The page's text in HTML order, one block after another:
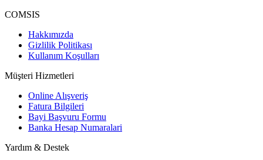
COMSIS
Hakkımızda
Gizlilik Politikası
Kullanım Koşulları
Müşteri Hizmetleri
Online Alışveriş
Fatura Bilgileri
Bayi Başvuru Formu
Banka Hesap Numaralari
Yardım & Destek